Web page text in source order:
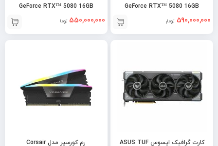
GeForce RTX™ 5080 16GB
GDDR7 Noctua OC590,000,000 تومان
GeForce RTX™ 5080 16GB
550,000,000 تومان
کارت گرافیک ایسوس ASUS TUF
رم کورسیر مدل Corsair